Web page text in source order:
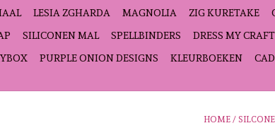
LESIA ZGHARDA MAGNOLIA ZIG KURETAKE
SILICONEN MAL SPELLBINDERS
DRESS MY CRAFT
PURPLE ONION DESIGNS KLEURBOEKEN
HOME /